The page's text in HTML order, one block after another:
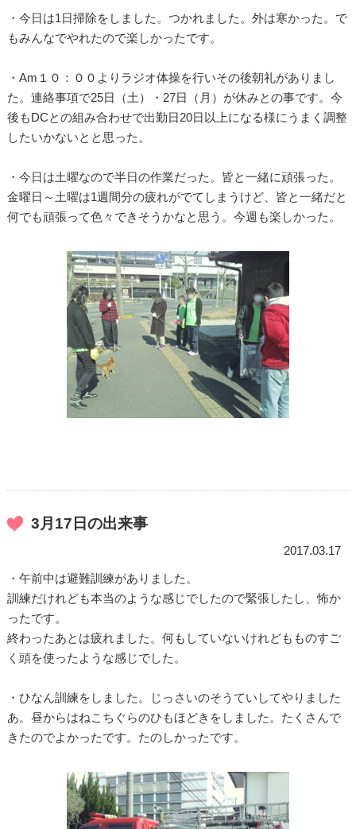
・今日は1日掃除をしました。つかれました。外は寒かった。で
もみんなでやれたので楽しかったです。
・Am１０：００よりラジオ体操を行いその後朝礼がありまし
た。連絡事項で25日（土）・27日（月）が休みとの事です。今
後もDCとの組み合わせで出勤日20日以上になる様にうまく調整
したいかないとと思った。
・今日は土曜なので半日の作業だった。皆と一緒に頑張った。
金曜日～土曜は1週間分の疲れがでてしまうけど、皆と一緒だと
何でも頑張って色々できそうかなと思う。今週も楽しかった。
3月17日の出来事
2017.03.17
・午前中は避難訓練がありました。
訓練だけれども本当のような感じでしたので緊張したし、怖か
ったです。
終わったあとは疲れました。何もしていないけれどもものすご
く頭を使ったような感じでした。
・ひなん訓練をしました。じっさいのそうていしてやりました
あ。昼からはねこちぐらのひもほどきをしました。たくさんで
きたのでよかったです。たのしかったです。